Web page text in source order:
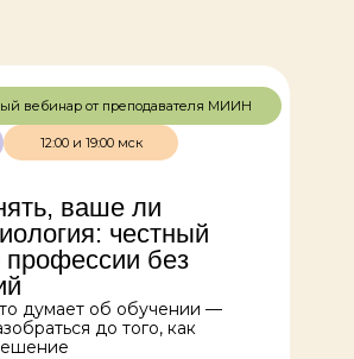
вебинар от преподавателя МИИН
12:00 и 19:00 мск
ваше ли
честный
профессии без
думает об обучении —
до того, как